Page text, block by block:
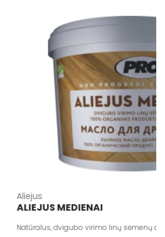
Aliejus
ALIEJUS MEDIENAI
Natūralus, dvigubo virimo linų sėmenų aliejus.